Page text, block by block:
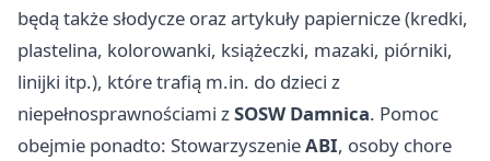
będą także słodycze oraz artykuły papiernicze (kredki,
plastelina, kolorowanki, książeczki, mazaki, piórniki,
linijki itp.), które trafią m.in. do dzieci z
niepełnosprawnościami zSOSW Damnica. Pomoc
obejmie ponadto: StowarzyszenieABI, osoby chore